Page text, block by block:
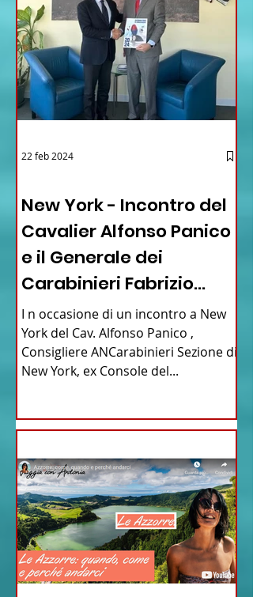
New York - Incontro del
Cavalier Alfonso Panico
e il Generale dei
Carabinieri Fabrizio
Parrulli
I n occasione di un incontro a New
York del Cav. Alfonso Panico ,
Consigliere ANCarabinieri Sezione di
New York, ex Console del...
22 feb 2024